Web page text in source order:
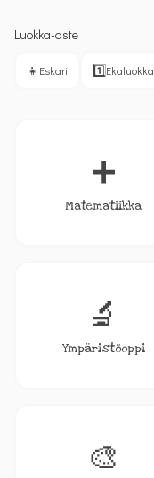
Luokka-aste
👧 Eskari 1️⃣Ekaluokka
➕
Matematiikka
🔬
Ympäristöoppi
🎨